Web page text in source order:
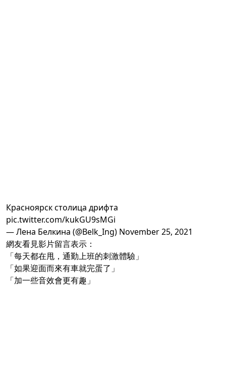
Красноярск столица дрифта
pic.twitter.com/kukGU9sMGi
— Лена Белкина (@Belk_Ing) November 25, 2021
網友看見影片留言表示：
「每天都在甩，通勤上班的刺激體驗」
「如果迎面而來有車就完蛋了」
「加一些音效會更有趣」